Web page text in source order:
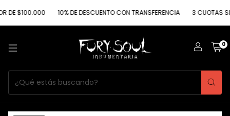
$100.000 10% DE DESCUENTO CON TRANSFERENCIA 3 CUOTAS SIN
0